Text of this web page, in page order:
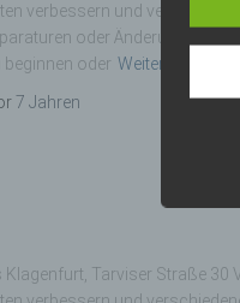
verbessern und
oder
oder Weiterlesen…
7 Jahren
Tarviser Straße 30